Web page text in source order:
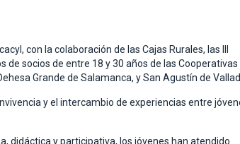
con la colaboración de las Cajas Rurales, las III
socios de entre 18 y 30 años de las Cooperativas
Grande de Salamanca, y San Agustín de
y el intercambio de experiencias entre
didáctica y participativa, los jóvenes han atendido